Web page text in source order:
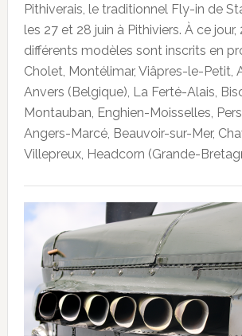
Pithiverais, le traditionnel Fly-in de
les 27 et 28 juin à Pithiviers. À ce
différents modèles sont inscrits en
Cholet, Montélimar, Viâpres-le-Petit,
Anvers (Belgique), La Ferté-Alais,
Montauban, Enghien-Moisselles,
Angers-Marcé, Beauvoir-sur-Mer,
Villepreux, Headcorn (Grande-